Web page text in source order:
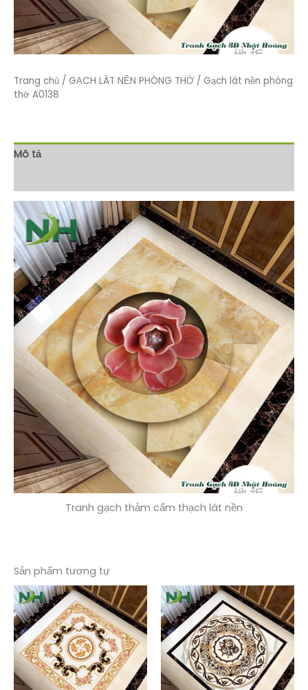
Trang chủ / GẠCH LÁT NỀN PHÒNG THỜ / Gạch lát nền phòng
thờ A0138
Mô tả
Tranh gạch thảm cẩm thạch lát nền
Sản phẩm tương tự